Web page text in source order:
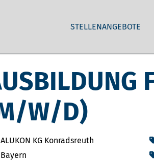
STELLENANGEBOTE
W/D)
ALUKON KG Konradsreuth
Bayern